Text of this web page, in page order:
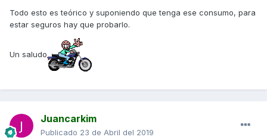
Ya sabéis que una batería cuando esta mala... No aguanta
el voltaje en reposo.
Considero que os podría ser muy útil mientras os dan una
€ 21,66 46%de DESCUENTO | Probador de batería Bluetooth
Todo esto es teórico y suponiendo que tenga ese consumo, para
estar seguros hay que probarlo.
Un saludo
Juancarkim
Publicado 23 de Abril del 2019